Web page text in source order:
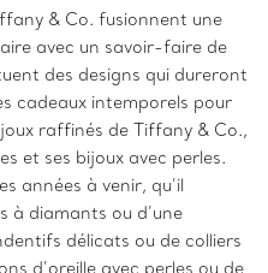
& Co. fusionnent une
avec un savoir-faire de
des designs qui dureront
cadeaux intemporels pour
raffinés de Tiffany & Co.,
et ses bijoux avec perles.
années à venir, qu’il
à diamants ou d’une
délicats ou de colliers
d’oreille avec perles ou de